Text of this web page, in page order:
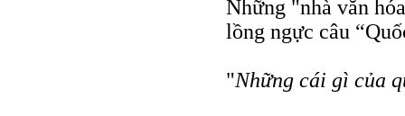
Những "nhà văn
lồng ngực câu
"Những cái gì của